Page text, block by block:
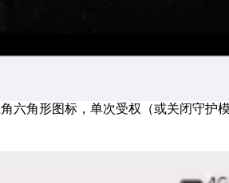
六角形图标，单次受权（或关闭守护